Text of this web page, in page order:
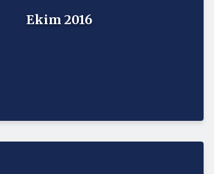
Ekim 2016